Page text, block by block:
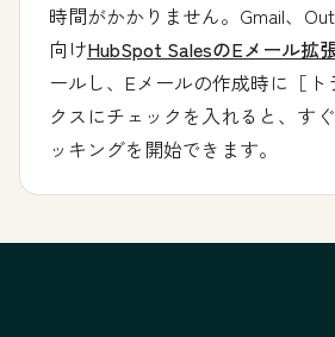
時間がかかりません。Gmail、
向けHubSpot SalesのEメール拡
ールし、Eメールの作成時に［ト
クスにチェックを入れると、す
ッキングを開始できます。